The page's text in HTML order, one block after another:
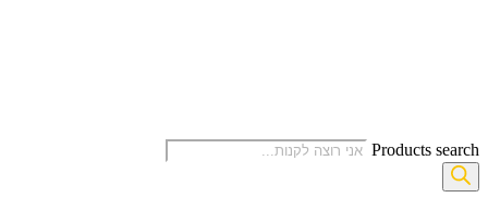
Products search